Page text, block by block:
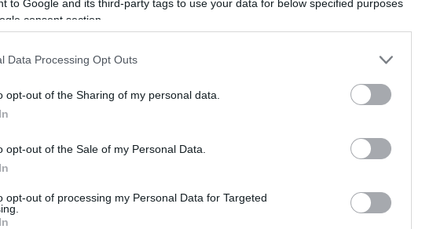
to Google and its third-party tags to use your data for below specified purposes
consent section.
Data Processing Opt Outs
opt-out of the Sharing of my personal data.
opt-out of the Sale of my Personal Data.
opt-out of processing my Personal Data for Targeted
του Τριφυλλιού στην προπόνηση. Όσοι έπαιξαν βασικοί στον
ενώ οι υπόλοιποι έκαναν ζέσταμα, πάσες με τελειώματα
που έκαναν ατομικό πρόγραμμα.